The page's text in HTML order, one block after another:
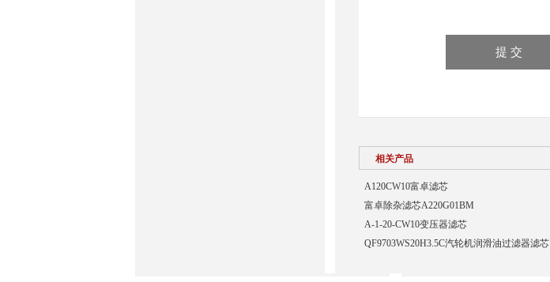
相关产品
A120CW10富卓滤芯
富卓除杂滤芯A220G01BM
A-1-20-CW10变压器滤芯
QF9703WS20H3.5C汽轮机润滑油过滤器滤芯